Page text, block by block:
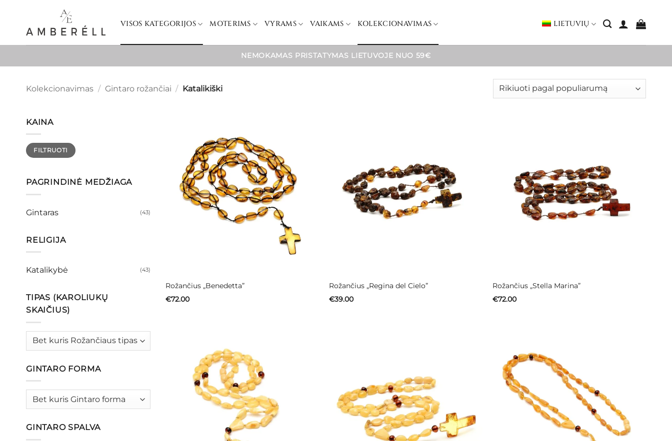
content
VISOS KATEGORIJOS MOTERIMS VYRAMS VAIKAMS KOLEKCIONAVIMAS LIETUVIŲ
NEMOKAMAS PRISTATYMAS LIETUVOJE NUO 59€
Kolekcionavimas / Gintaro rožančiai / Katalikiški
KAINA
Min
kaina
Maks
kainaFILTRUOTI
PAGRINDINĖ MEDŽIAGA
Gintaras (43)
RELIGIJA
Katalikybė (43)
TIPAS (KAROLIUKŲ
SKAIČIUS)
GINTARO FORMA
GINTARO SPALVA
Rožančius „Benedetta”
€72.00
Rožančius „Regina del Cielo”
€39.00
Rožančius „Stella Marina”
€72.00